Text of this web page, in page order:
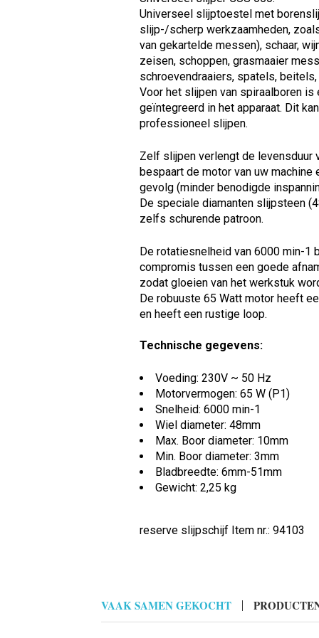
Universeel slijptoestel met
slijp-/scherp werkzaamheden,
van gekartelde messen), schaar,
zeisen, schoppen, grasmaaier
schroevendraaiers, spatels, beitels,
Voor het slijpen van spiraalboren
geïntegreerd in het apparaat. Dit
professioneel slijpen.
Zelf slijpen verlengt de levensduur
bespaart de motor van uw
gevolg (minder benodigde
De speciale diamanten slijpsteen
zelfs schurende patroon.
De rotatiesnelheid van 6000 min-1
compromis tussen een goede
zodat gloeien van het werkstuk
De robuuste 65 Watt motor heeft
en heeft een rustige loop.
Technische gegevens:
Voeding: 230V ~ 50 Hz
Motorvermogen: 65 W (P1)
Snelheid: 6000 min-1
Wiel diameter: 48mm
Max. Boor diameter: 10mm
Min. Boor diameter: 3mm
Bladbreedte: 6mm-51mm
Gewicht: 2,25 kg
reserve slijpschijf Item nr.: 94103
VAAK SAMEN GEKOCHT